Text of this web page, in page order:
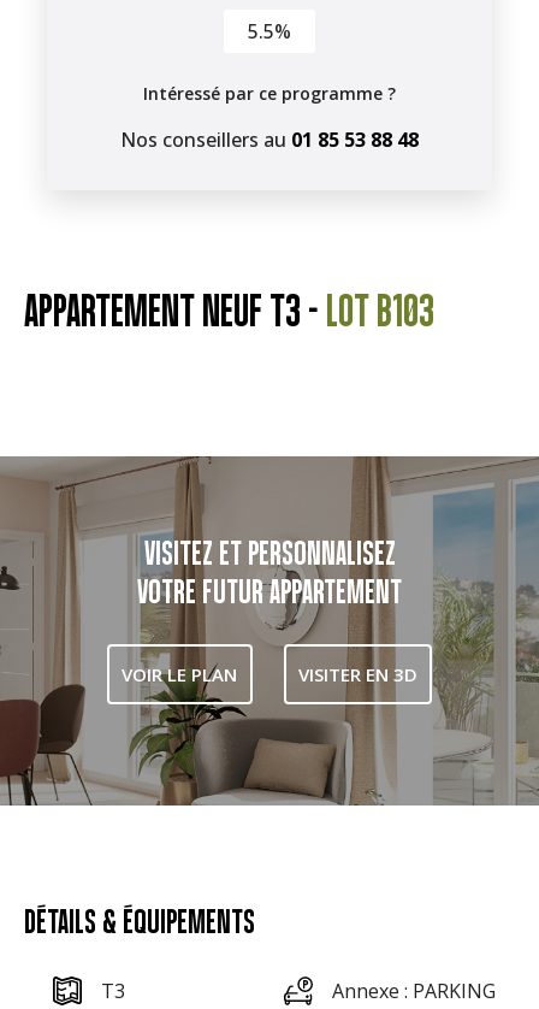
5.5%
Intéressé par ce programme ?
Nos conseillers au 01 85 53 88 48
APPARTEMENT NEUF T3 - LOT B103
VISITEZ ET PERSONNALISEZ
VOTRE FUTUR APPARTEMENT
VOIR LE PLAN VISITER EN 3D
DÉTAILS & ÉQUIPEMENTS
T3 Annexe : PARKING